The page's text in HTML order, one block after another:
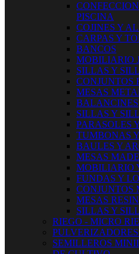
PISCINA
COJINES Y
CARPAS Y
BANCOS
MOBILIARIO
SILLAS Y
CONJUNTOS
MESAS
BALANCINES
SILLAS Y
PARASOLES
TUMBONAS
BAULES Y
MESAS
MOBILIARIO
FUNDAS Y
CONJUNTOS
MESAS
SILLAS Y
RIEGO - MICRO
SEMILLEROS